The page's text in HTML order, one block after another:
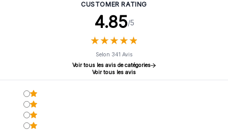
CUSTOMER RATING
4.85/5
★★★★★
★★★★★
Selon 341 Avis
Voir tous les avis de catégories
Voir tous les avis